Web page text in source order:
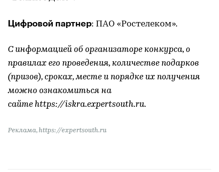
Цифровой партнер: ПАО «Ростелеком».
С информацией об организаторе конкурса, о
правилах его проведения, количестве подарков
(призов), сроках, месте и порядке их получения
можно ознакомиться на
сайте https://iskra.expertsouth.ru.
Реклама, https://expertsouth.ru